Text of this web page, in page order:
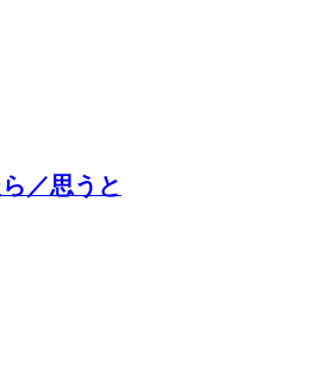
／思うと